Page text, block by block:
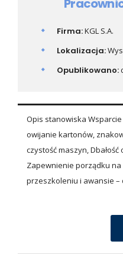
Firma:KGL S.A.
Lokalizacja:
Opublikowano:
Opis stanowiska
owijanie kartonów,
czystość maszyn,
Zapewnienie porządku
przeszkoleniu i awansie –